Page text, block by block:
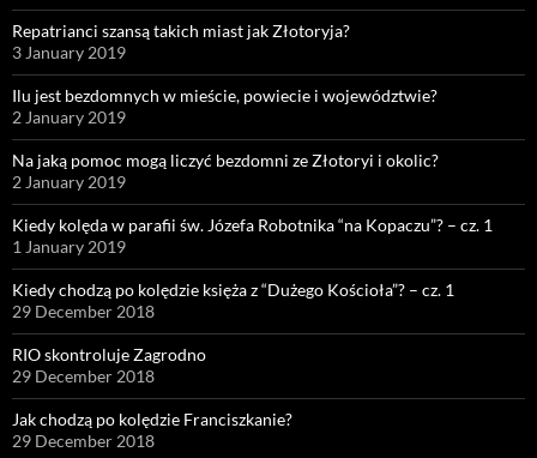
Repatrianci szansą takich miast jak Złotoryja?
3 January 2019
Ilu jest bezdomnych w mieście, powiecie i województwie?
2 January 2019
Na jaką pomoc mogą liczyć bezdomni ze Złotoryi i okolic?
2 January 2019
Kiedy kolęda w parafii św. Józefa Robotnika “na Kopaczu”? – cz. 1
1 January 2019
Kiedy chodzą po kolędzie księża z “Dużego Kościoła”? – cz. 1
29 December 2018
RIO skontroluje Zagrodno
29 December 2018
Jak chodzą po kolędzie Franciszkanie?
29 December 2018